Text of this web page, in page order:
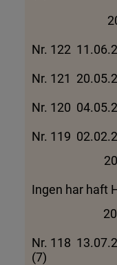
Nr. 122
Nr. 121
Nr. 120
Nr. 119
Ingen har haft
Nr. 118
(7)